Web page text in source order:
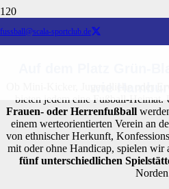
fussball@scala-sportclub.deFußball bei
bieten jedem eine Fußball-Heimat.
Frauen- oder Herrenfußball
einem werteorientierten Verein an
von ethnischer Herkunft,
mit oder ohne Handicap, spielen
fünf unterschiedlichen